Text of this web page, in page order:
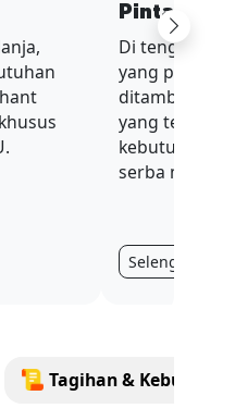
Pinta...
Di tengah
yang penuh
ditambah
yang terus
kebutuhan
serba mahal.
Selengkapnya
Next
Tagihan &